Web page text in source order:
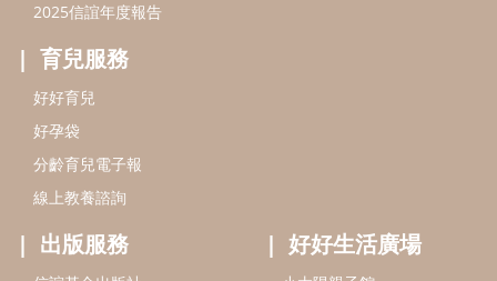
2025信誼年度報告
育兒服務
好好育兒
好孕袋
分齡育兒電子報
線上教養諮詢
出版服務 好好生活廣場